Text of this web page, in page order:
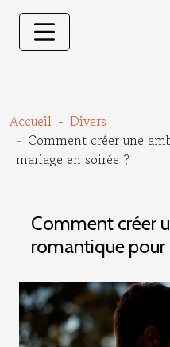
Accueil
Divers
Comment créer une
mariage en soirée ?
Comment créer
romantique pour